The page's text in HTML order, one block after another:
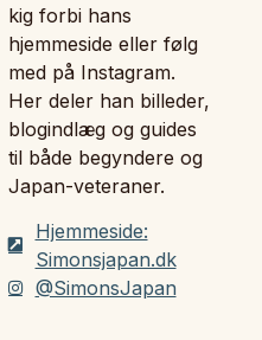
kig forbi hans
hjemmeside eller følg
med på Instagram.
Her deler han billeder,
blogindlæg og guides
til både begyndere og
Japan-veteraner.
Hjemmeside:
Simonsjapan.dk
@SimonsJapan